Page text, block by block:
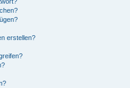
erstellen?